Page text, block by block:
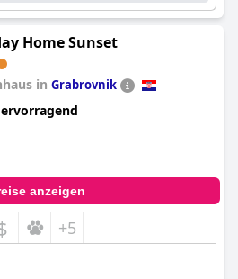
Home Sunset
in Grabrovnik
anzeigen
+5